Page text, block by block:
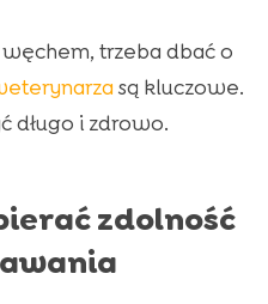
trzeba dbać o
są kluczowe.
długo i zdrowo.
zdolność